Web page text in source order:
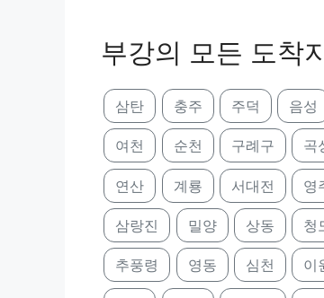
부강의 모든 도착
삼탄 충주 주덕 음성
여천 순천 구례구 곡
연산 계룡 서대전 영
삼랑진 밀양 상동 청
추풍령 영동 심천 이